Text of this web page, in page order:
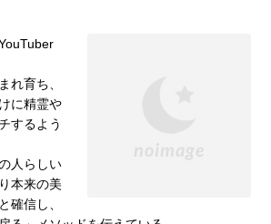
れ育ち、
に精霊や
するよう
人らしい
本来の美
確信し、